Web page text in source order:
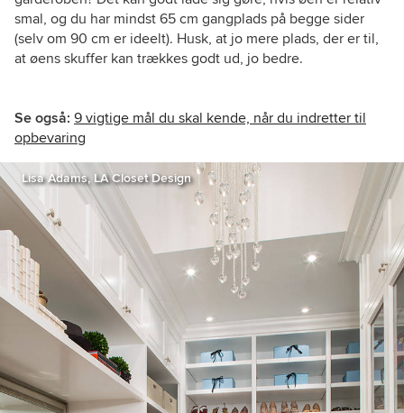
smal, og du har mindst 65 cm gangplads på begge sider
(selv om 90 cm er ideelt). Husk, at jo mere plads, der er til,
at øens skuffer kan trækkes godt ud, jo bedre.
Se også: 9 vigtige mål du skal kende, når du indretter til
opbevaring
Lisa Adams, LA Closet Design